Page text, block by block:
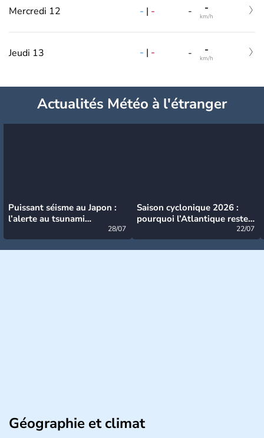
Mercredi 12 - | - - -
km/h
Jeudi 13 - | - - -
km/h
Actualités Météo à l'étranger
Puissant séisme au Japon :
l’alerte au tsunami
28/07
Saison cyclonique 2026 :
pourquoi l’Atlantique reste
22/07
Géographie et climat